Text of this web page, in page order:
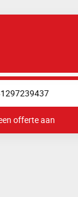
offerte aan